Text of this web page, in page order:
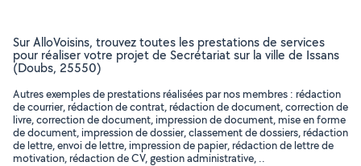
Sur AlloVoisins, trouvez toutes les prestations de services
pour réaliser votre projet de Secrétariat sur la ville de Issans
(Doubs, 25550)
Autres exemples de prestations réalisées par nos membres : rédaction
de courrier, rédaction de contrat, rédaction de document, correction de
livre, correction de document, impression de document, mise en forme
de document, impression de dossier, classement de dossiers, rédaction
de lettre, envoi de lettre, impression de papier, rédaction de lettre de
motivation, rédaction de CV, gestion administrative, ..